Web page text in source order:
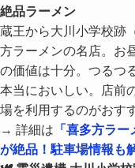
絶品ラーメン
蔵王から大川小学校跡
方ラーメンの名店。お
の価値は十分。つるつ
本当においしい。店前
場を利用するのがおす
→ 詳細は 「喜多方ラ
が絶品！駐車場情報も